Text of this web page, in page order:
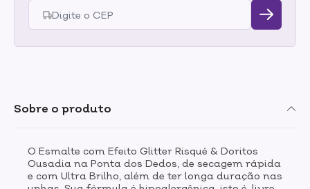
Sobre o produto
O Esmalte com Efeito Glitter Risqué & Doritos
Ousadia na Ponta dos Dedos, de secagem rápida
e com Ultra Brilho, além de ter longa duração nas